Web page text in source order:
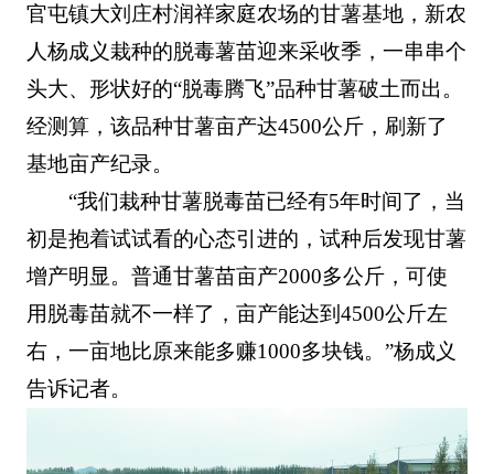
官屯镇大刘庄村润祥家庭农场的甘薯基地，新农
人杨成义栽种的脱毒薯苗迎来采收季，一串串个
头大、形状好的“脱毒腾飞”品种甘薯破土而出。
经测算，该品种甘薯亩产达4500公斤，刷新了
基地亩产纪录。
“我们栽种甘薯脱毒苗已经有5年时间了，当
初是抱着试试看的心态引进的，试种后发现甘薯
增产明显。普通甘薯苗亩产2000多公斤，可使
用脱毒苗就不一样了，亩产能达到4500公斤左
右，一亩地比原来能多赚1000多块钱。”杨成义
告诉记者。